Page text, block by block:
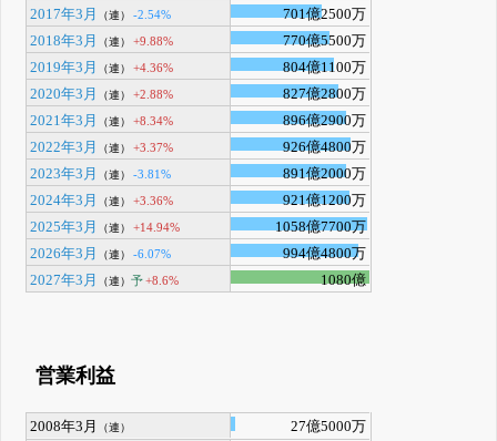
2017年3月
（連） -2.54%
701億2500万
2018年3月
（連） +9.88%
770億5500万
2019年3月
（連） +4.36%
804億1100万
2020年3月
（連） +2.88%
827億2800万
2021年3月
（連） +8.34%
896億2900万
2022年3月
（連） +3.37%
926億4800万
2023年3月
（連） -3.81%
891億2000万
2024年3月
（連） +3.36%
921億1200万
2025年3月
（連） +14.94%
1058億7700万
2026年3月
（連） -6.07%
994億4800万
2027年3月
（連）予+8.6% 1080億
営業利益
2008年3月 （連）
27億5000万